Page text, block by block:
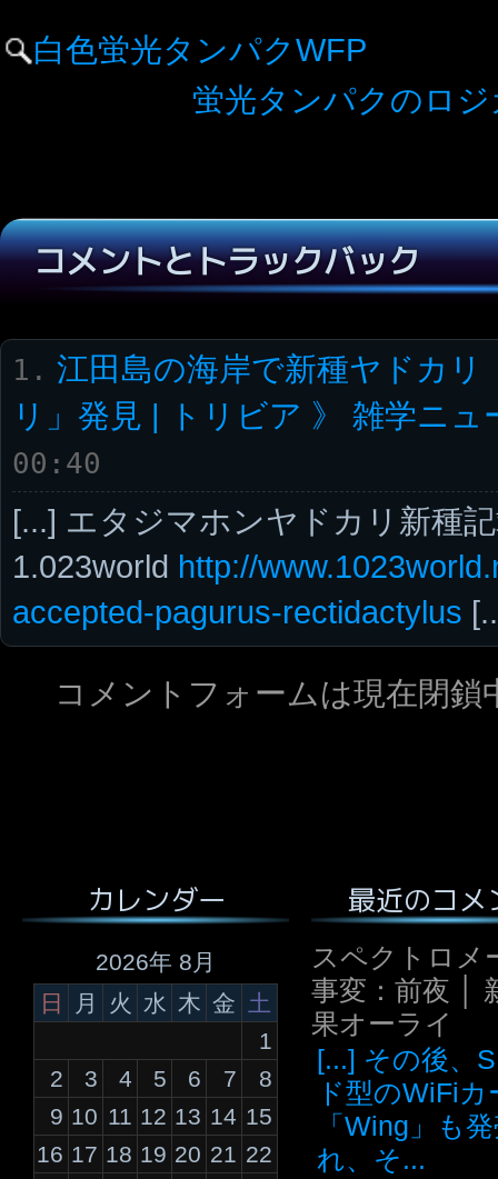
白色蛍光タンパクWFP
蛍光タンパクのロ
コメントとトラックバック
1. 江田島の海岸で新種ヤドカ
リ」発見 | トリビア 》 雑学ニ
00:40
[...] エタジマホンヤドカリ新種
1.023world http://
accepted-pagurus-rectidactylus
コメントフォームは現在閉鎖
カレンダー
2026年 8月
日
月 火 水 木 金
土
1
2
3 4 5 6 7
8
9 10 11 12 13 14 15
16 17 18 19 20 21 22
最近のコメ
スペクトロメ
事変：前夜 │
果オーライ
[...] その後、
ド型のWiFiカ
「Wing」も
れ、そ...